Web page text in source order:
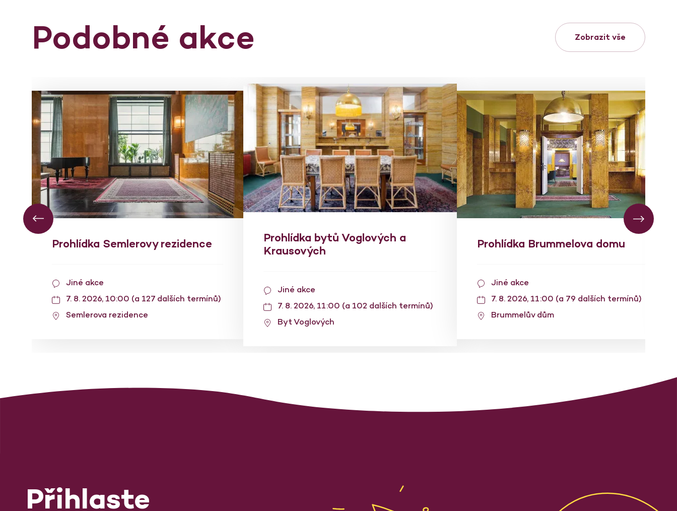
Podobné akce Zobrazit vše
Prohlídka Semlerovy rezidence
Jiné akce
7. 8. 2026, 10:00 (a 127 dalších termínů)
Semlerova rezidence
Prohlídka bytů Voglových a
Krausových
Jiné akce
7. 8. 2026, 11:00 (a 102 dalších termínů)
Byt Voglových
Prohlídka Brummelova domu
Jiné akce
7. 8. 2026, 11:00 (a 79 dalších termínů)
Brummelův dům
Přihlaste